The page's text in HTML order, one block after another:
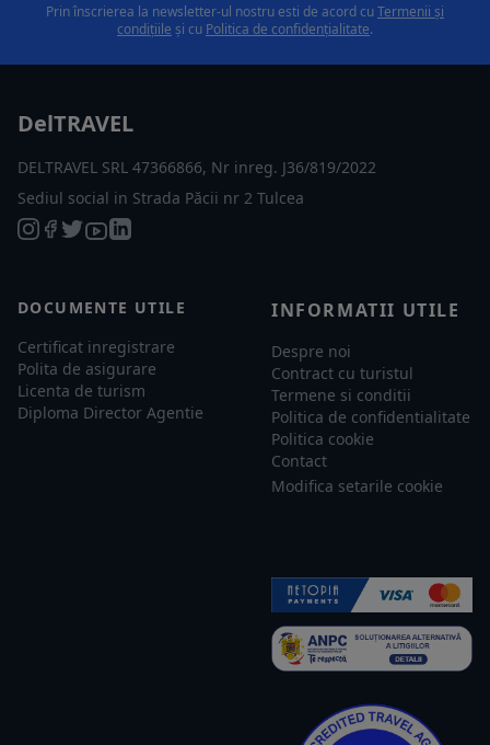
Prin înscrierea la newsletter-ul nostru esti de acord cuTermenii și
condițiile și cu Politica de confidențialitate.
DelTRAVEL
DELTRAVEL SRL 47366866, Nr inreg. J36/819/2022
Sediul social in Strada Păcii nr 2 Tulcea
DOCUMENTE UTILE
Certificat inregistrare
Polita de asigurare
Licenta de turism
Diploma Director Agentie
INFORMATII UTILE
Despre noi
Contract cu turistul
Termene si conditii
Politica de confidentialitate
Politica cookie
Contact
Modifica setarile cookie